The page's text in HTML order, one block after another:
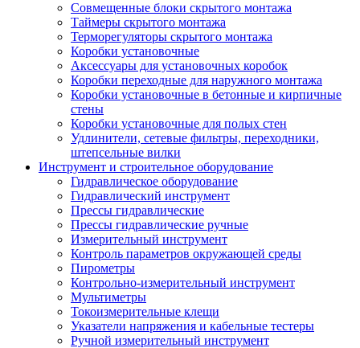
Совмещенные блоки скрытого монтажа
Таймеры скрытого монтажа
Терморегуляторы скрытого монтажа
Коробки установочные
Аксессуары для установочных коробок
Коробки переходные для наружного монтажа
Коробки установочные в бетонные и кирпичные
стены
Коробки установочные для полых стен
Удлинители, сетевые фильтры, переходники,
штепсельные вилки
Инструмент и строительное оборудование
Гидравлическое оборудование
Гидравлический инструмент
Прессы гидравлические
Прессы гидравлические ручные
Измерительный инструмент
Контроль параметров окружающей среды
Пирометры
Контрольно-измерительный инструмент
Мультиметры
Токоизмерительные клещи
Указатели напряжения и кабельные тестеры
Ручной измерительный инструмент